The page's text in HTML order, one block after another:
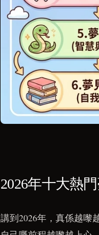
2026年十大熱
講到2026年，真係越嚟